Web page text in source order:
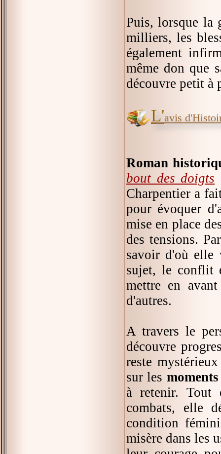
Puis, lorsque la
milliers, les
également
même don que
découvre petit à
L'avis
Roman
bout des doigts
Charpentier a
pour évoquer
mise en place
des tensions.
savoir d'où elle
sujet, le conflit
mettre en
d'autres.
A travers le
découvre
reste
sur les
à retenir. Tout
combats, elle
condition
misère dans les